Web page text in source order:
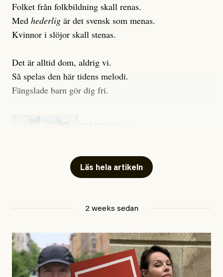
Folket från folkbildning skall renas.
Med hederlig är det svensk som menas.
Kvinnor i slöjor skall stenas.
Det är alltid dom, aldrig vi.
Så spelas den här tidens melodi.
Fängslade barn gör dig fri.
Läs hela artikeln
2 weeks sedan